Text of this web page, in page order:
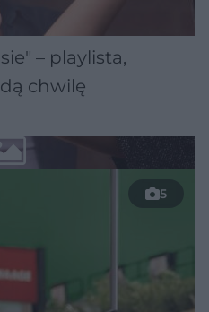
– playlista,
chwilę
5